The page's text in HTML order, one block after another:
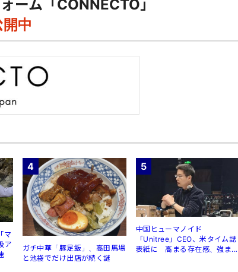
ーム「CONNECTO」
中
マ
ア
4
ガチ中華「豚足飯」、高田馬場
と池袋でだけ出店が続く謎
5
中国ヒューマノイド
「Unitree」CEO、米タイム誌
表紙に 高まる存在感、強まる